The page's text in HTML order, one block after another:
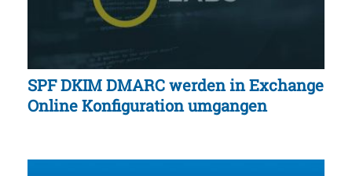
SPF DKIM DMARC werden in Exchange
Online Konfiguration umgangen